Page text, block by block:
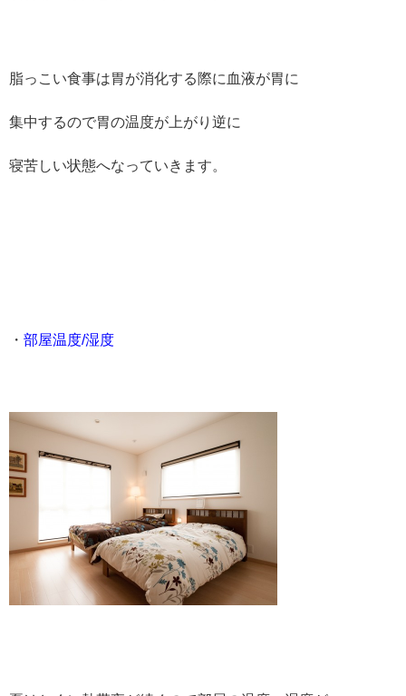
脂っこい食事は胃が消化する際に血液が胃に
集中するので胃の温度が上がり逆に
寝苦しい状態へなっていきます。
・ 部屋温度/湿度